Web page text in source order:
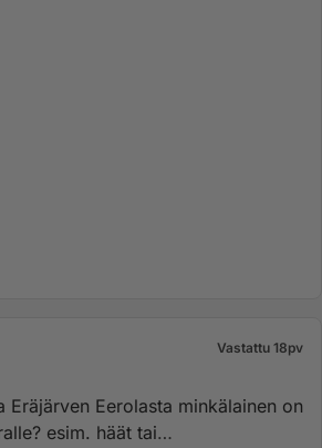
Vastattu 18pv
Eräjärven Eerolasta minkälainen on
esim. häät tai